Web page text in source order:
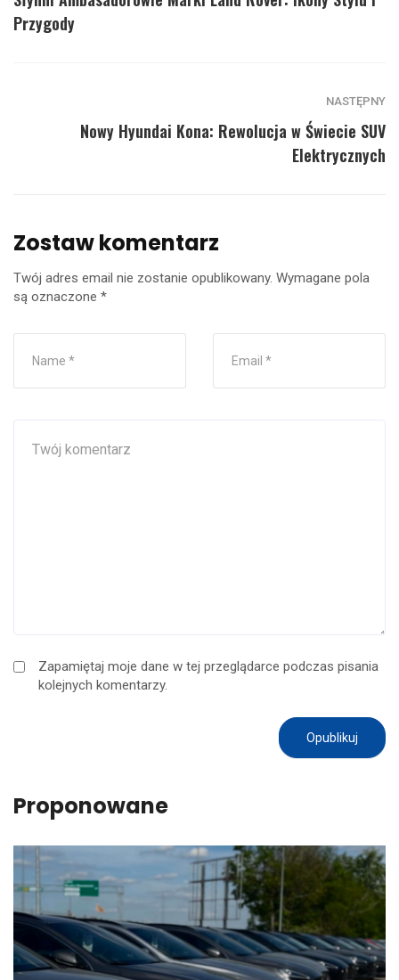
Przygody
NASTĘPNY
Nowy Hyundai Kona: Rewolucja w Świecie SUV
Elektrycznych
Zostaw komentarz
Twój adres email nie zostanie opublikowany. Wymagane pola
są oznaczone *
Zapamiętaj moje dane w tej przeglądarce podczas pisania
kolejnych komentarzy.
Proponowane